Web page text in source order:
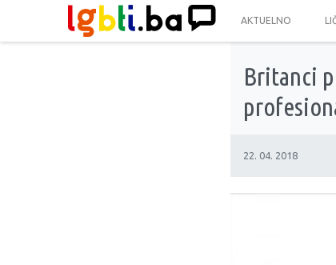
AKTUELNO
Britanci
22. 04. 2018